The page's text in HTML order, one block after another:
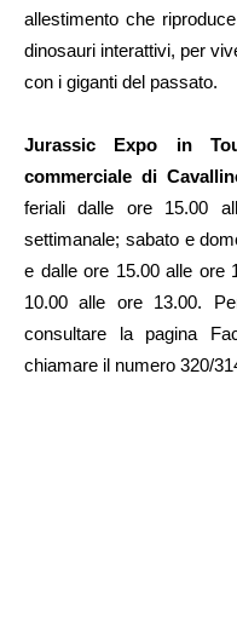
allestimento che
dinosauri interattivi, per
con i giganti del passato.
Jurassic Expo in
commerciale di
feriali dalle ore 15.00
settimanale; sabato e
e dalle ore 15.00 alle ore
10.00 alle ore 13.00.
consultare la pagina
chiamare il numero 320/